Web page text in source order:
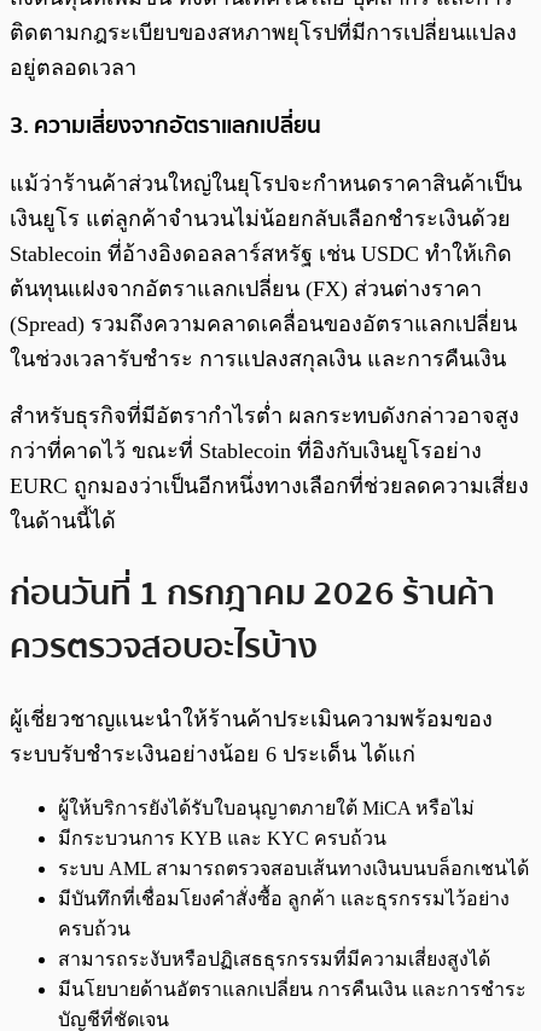
ติดตามกฎระเบียบของสหภาพยุโรปที่มีการเปลี่ยนแปลง
อยู่ตลอดเวลา
3. ความเสี่ยงจากอัตราแลกเปลี่ยน
แม้ว่าร้านค้าส่วนใหญ่ในยุโรปจะกำหนดราคาสินค้าเป็น
เงินยูโร แต่ลูกค้าจำนวนไม่น้อยกลับเลือกชำระเงินด้วย
Stablecoin ที่อ้างอิงดอลลาร์สหรัฐ เช่น USDC ทำให้เกิด
ต้นทุนแฝงจากอัตราแลกเปลี่ยน (FX) ส่วนต่างราคา
(Spread) รวมถึงความคลาดเคลื่อนของอัตราแลกเปลี่ยน
ในช่วงเวลารับชำระ การแปลงสกุลเงิน และการคืนเงิน
สำหรับธุรกิจที่มีอัตรากำไรต่ำ ผลกระทบดังกล่าวอาจสูง
กว่าที่คาดไว้ ขณะที่ Stablecoin ที่อิงกับเงินยูโรอย่าง
EURC ถูกมองว่าเป็นอีกหนึ่งทางเลือกที่ช่วยลดความเสี่ยง
ในด้านนี้ได้
ก่อนวันที่ 1 กรกฎาคม 2026 ร้านค้า
ควรตรวจสอบอะไรบ้าง
ผู้เชี่ยวชาญแนะนำให้ร้านค้าประเมินความพร้อมของ
ระบบรับชำระเงินอย่างน้อย 6 ประเด็น ได้แก่
ผู้ให้บริการยังได้รับใบอนุญาตภายใต้ MiCA หรือไม่
มีกระบวนการ KYB และ KYC ครบถ้วน
ระบบ AML สามารถตรวจสอบเส้นทางเงินบนบล็อกเชนได้
มีบันทึกที่เชื่อมโยงคำสั่งซื้อ ลูกค้า และธุรกรรมไว้อย่าง
ครบถ้วน
สามารถระงับหรือปฏิเสธธุรกรรมที่มีความเสี่ยงสูงได้
มีนโยบายด้านอัตราแลกเปลี่ยน การคืนเงิน และการชำระ
บัญชีที่ชัดเจน